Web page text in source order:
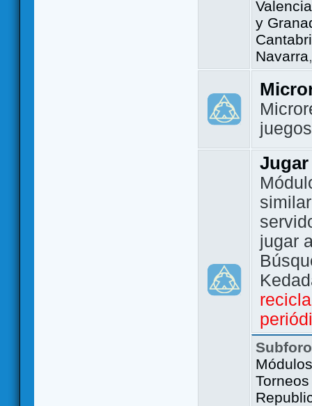
Valencia
y
Navarra
Jugar
jugar